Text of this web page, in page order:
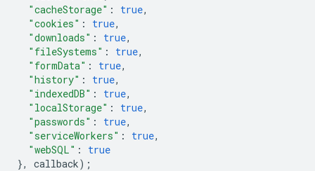
"cacheStorage" : true,
"cookies" : true,
"downloads" : true,
"fileSystems" : true,
"formData" : true,
"history" : true,
"indexedDB" : true,
"localStorage" : true,
"passwords" : true,
"serviceWorkers" : true,
"webSQL" :
true
},
callback);